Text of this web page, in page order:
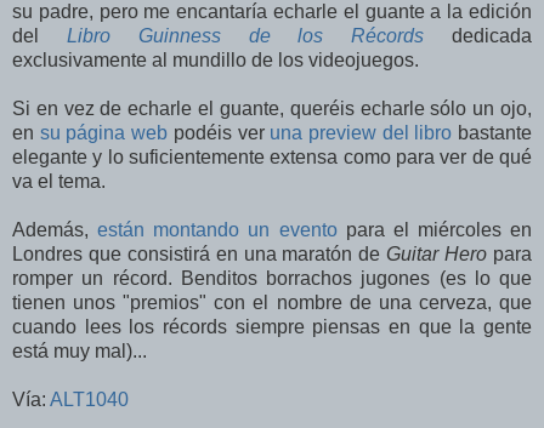
su padre, pero me encantaría echarle el guante a la edición
del Libro Guinness de los Récords dedicada
exclusivamente al mundillo de los videojuegos.
Si en vez de echarle el guante, queréis echarle sólo un ojo,
en su página web podéis veruna preview del libro bastante
elegante y lo suficientemente extensa como para ver de qué
va el tema.
Además,están montando un eventopara el miércoles en
Londres que consistirá en una maratón deGuitar Hero para
romper un récord. Benditos borrachos jugones (es lo que
tienen unos "premios" con el nombre de una cerveza, que
cuando lees los récords siempre piensas en que la gente
está muy mal)...
Vía: ALT1040